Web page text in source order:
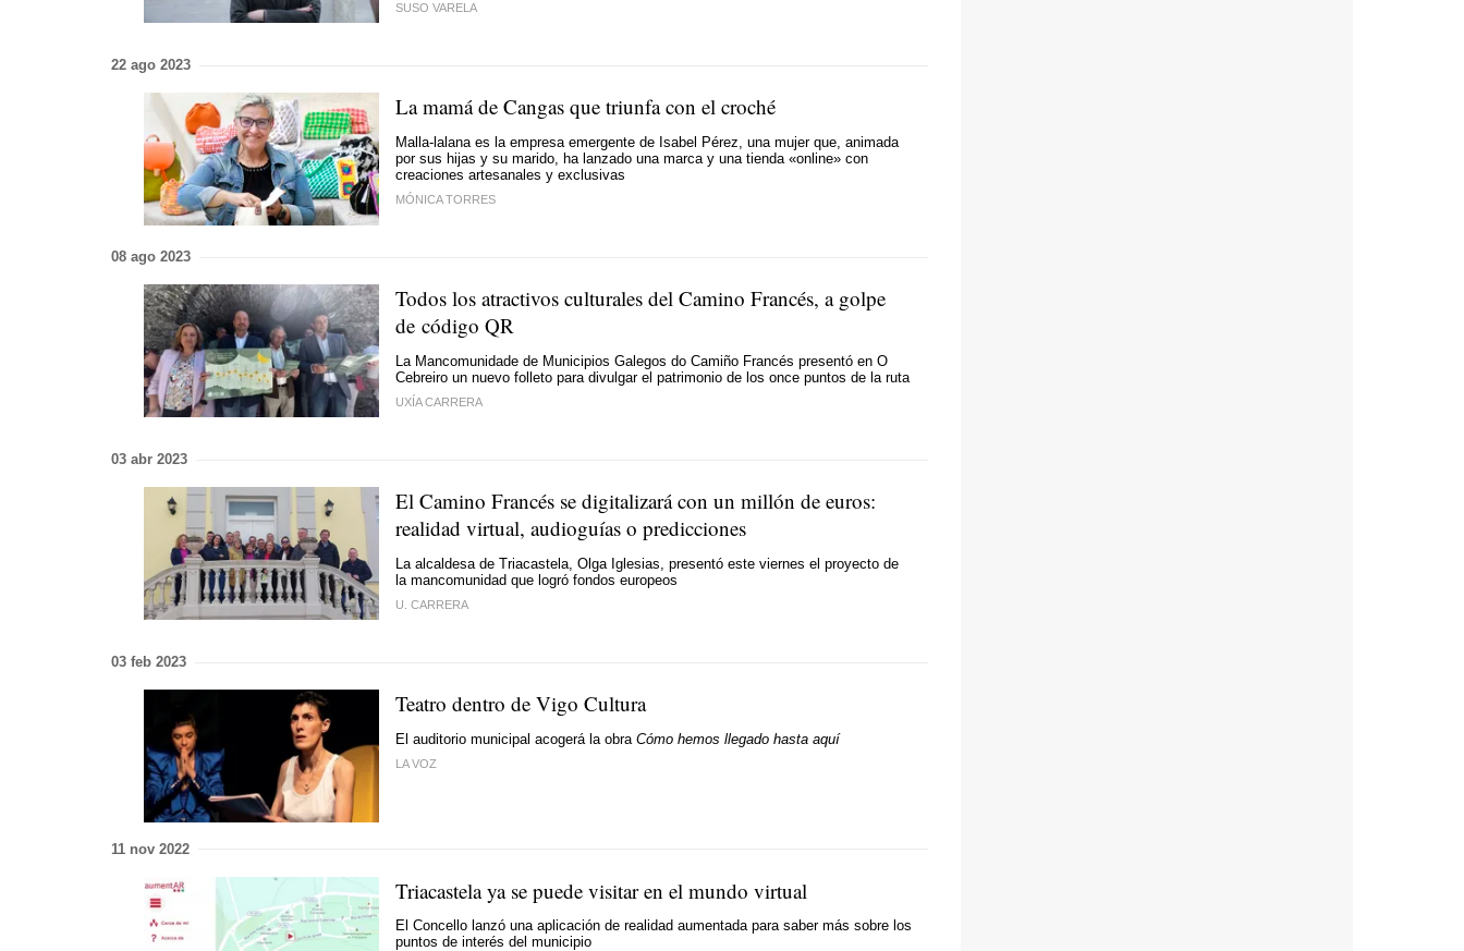
SUSO VARELA
22 ago 2023
La mamá de Cangas que triunfa con el croché
Malla-lalana es la empresa emergente de Isabel Pérez, una mujer que, animada
por sus hijas y su marido, ha lanzado una marca y una tienda «online» con
creaciones artesanales y exclusivas
MÓNICA TORRES
08 ago 2023
Todos los atractivos culturales del Camino Francés, a golpe
de código QR
La Mancomunidade de Municipios Galegos do Camiño Francés presentó en O
Cebreiro un nuevo folleto para divulgar el patrimonio de los once puntos de la ruta
UXÍA CARRERA
03 abr 2023
El Camino Francés se digitalizará con un millón de euros:
realidad virtual, audioguías o predicciones
La alcaldesa de Triacastela, Olga Iglesias, presentó este viernes el proyecto de
la mancomunidad que logró fondos europeos
U. CARRERA
03 feb 2023
Teatro dentro de Vigo Cultura
El auditorio municipal acogerá la obra Cómo hemos llegado hasta aquí
LA VOZ
11 nov 2022
Triacastela ya se puede visitar en el mundo virtual
El Concello lanzó una aplicación de realidad aumentada para saber más sobre los
puntos de interés del municipio